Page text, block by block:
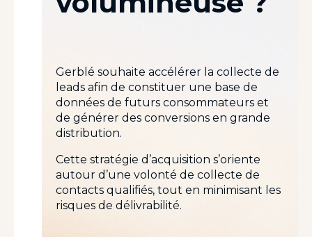
Gerblé souhaite accélérer la collecte de
leads afin de constituer une base de
données de futurs consommateurs et
de générer des conversions en grande
distribution.
Cette stratégie d’acquisition s’oriente
autour d’une volonté de collecte de
contacts qualifiés, tout en minimisant les
risques de délivrabilité.